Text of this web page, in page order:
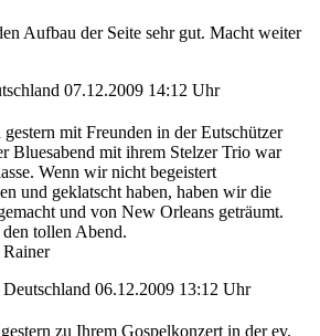
Aufbau der Seite sehr gut. Macht weiter
07.12.2009 14:12 Uhr
mit Freunden in der Eutschützer
Bluesabend mit ihrem Stelzer Trio war
Wenn wir nicht begeistert
und geklatscht haben, haben wir die
und von New Orleans geträumt.
tollen Abend.
Deutschland 06.12.2009 13:12 Uhr
zu Ihrem Gospelkonzert in der ev.